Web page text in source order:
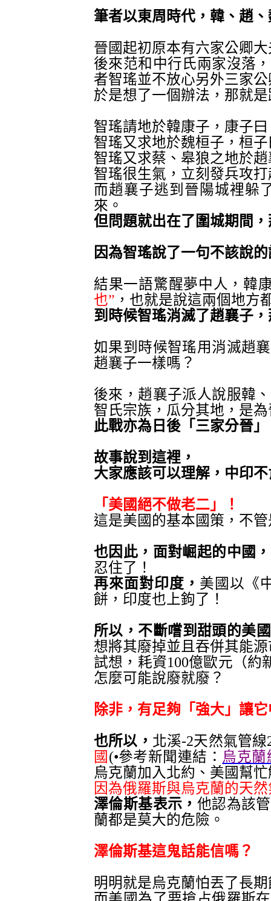
筆者以東周 時代， 韓 、 趙 、
晉國起初原本有六家公卿
後來范和中行氏兩家沒落
者智瑤並不放心另外三家
於是想了一個辦法，那就
智瑤請地於韓康子，康子
智瑤又求地於魏桓子，桓
智瑤又求蔡、皋狼之地於
智瑤很生氣，立刻發兵攻
而趙襄子逃到晉陽城裡躲
來。
但問題就出在了圍城期間
因為智瑤說了一句不該說
結果一語驚醒夢中人，韓
也” ，也就是說這兩個地方
到時候智瑤消滅了趙襄子
如果到時候智瑤用消滅趙
趙襄子一樣嗎？
後來，趙襄子派人說服韓
智氏宗族 ，瓜分其地，是為
此戰亦為日後「三家分晉
故事說到這裡 ，
大家應該可以理解，中印
「美國絕不做老二」
！
這是美國的基本國策 ，不
也因此，面對崛起的中國，
忍住了 ！
再來面對印度 ， 美國以 《
餅，印度也上鉤了 ！
所以 ，不斷嚐到甜頭的美
想將其廢掉並且吞併其能
試想 ， 耗資100億歐元（約
怎麼可能說廢就廢？
除非 ，有足夠 「強大」讓
也所以 ， 北溪-2天然氣管線
國 (•參考新聞連結： 烏克蘭
烏克蘭加入北約 、 美國幫
因為俄羅斯與烏克蘭的天
澤倫斯基表示， 他認為該
蘭都是莫大的危險。
澤倫斯基這鬼話能信嗎 ？
明明就是烏克蘭怕丟了長